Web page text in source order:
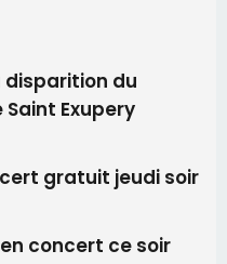
disparition du
Exupery
gratuit jeudi soir
concert ce soir